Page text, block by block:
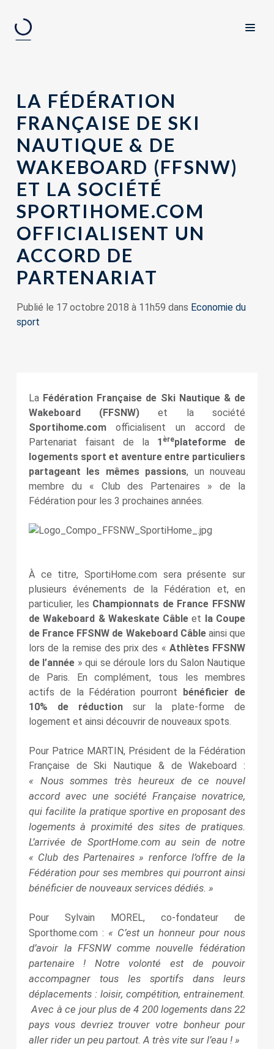
LA FÉDÉRATION
FRANÇAISE DE SKI
NAUTIQUE & DE
WAKEBOARD (FFSNW)
ET LA SOCIÉTÉ
SPORTIHOME.COM
OFFICIALISENT UN
ACCORD DE
PARTENARIAT
Publié le 17 octobre 2018 à 11h59 dans Economie du
sport
La Fédération Française de Ski Nautique & de
Wakeboard (FFSNW) et la société
Sportihome.comofficialisent un accord de
Partenariat faisant de la 1 èreplateforme de
logements sport et aventure entre particuliers
partageant les mêmes passions, un nouveau
membre du « Club des Partenaires » de la
Fédération pour les 3 prochaines années.
À ce titre, SportiHome.com sera présente sur
plusieurs événements de la Fédération et, en
particulier, les Championnats de France FFSNW
de Wakeboard & Wakeskate Câble et la Coupe
de France FFSNW de Wakeboard Câbleainsi que
lors de la remise des prix des « Athlètes FFSNW
de l’année » qui se déroule lors du Salon Nautique
de Paris. En complément, tous les membres
actifs de la Fédération pourront bénéficier de
10% de réduction sur la plate-forme de
logement et ainsi découvrir de nouveaux spots.
Pour Patrice MARTIN, Président de la Fédération
Française de Ski Nautique & de Wakeboard :
« Nous sommes très heureux de ce nouvel
accord avec une société Française novatrice,
qui facilite la pratique sportive en proposant des
logements à proximité des sites de pratiques.
L’arrivée de SportHome.com au sein de notre
« Club des Partenaires » renforce l’offre de la
Fédération pour ses membres qui pourront ainsi
bénéficier de nouveaux services dédiés. »
Pour Sylvain MOREL, co-fondateur de
Sporthome.com : « C’est un honneur pour nous
d’avoir la FFSNW comme nouvelle fédération
partenaire ! Notre volonté est de pouvoir
accompagner tous les sportifs dans leurs
déplacements : loisir, compétition, entrainement.
Avec à ce jour plus de 4 200 logements dans 22
pays vous devriez trouver votre bonheur pour
aller rider un peu partout. A très vite sur l’eau ! »